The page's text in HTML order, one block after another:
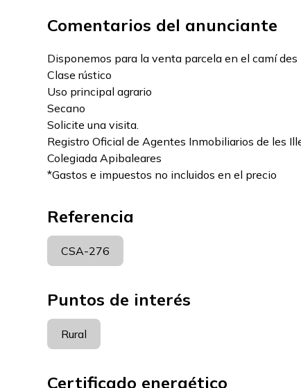
Comentarios del anunciante
Disponemos para la venta parcela en el camí
Clase rústico
Uso principal agrario
Secano
Solicite una visita.
Registro Oficial de Agentes Inmobiliarios de les
Colegiada Apibaleares
*Gastos e impuestos no incluidos en el precio
Referencia
CSA-276
Puntos de interés
Rural
Certificado energético